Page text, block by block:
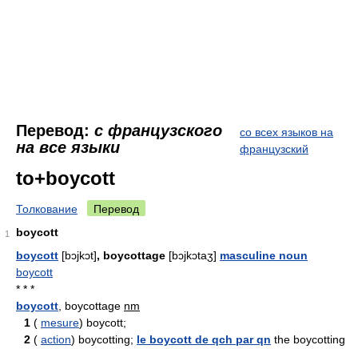
Перевод: с французского
на все языки
со всех языков на
французский
to+boycott
Толкование Перевод
1
boycott
boycott [bɔjkɔt], boycottage [bɔjkɔtaʒ] masculine noun
boycott
* * *
boycott , boycottage nm
1 ( mesure) boycott;
2 ( action) boycotting; le boycott de qch par qn the boycotting